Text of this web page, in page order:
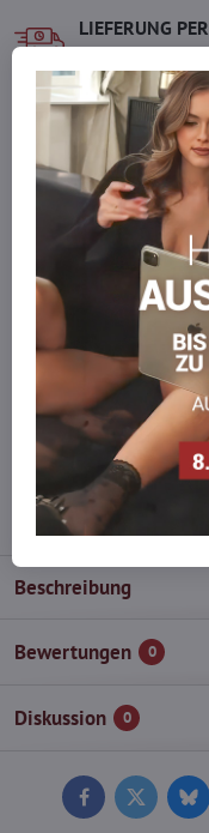
LIEFERUNG
Schnell und direkt
SICHERE
Gesicherte
Ware auf Lager
Wir versenden sofort
Werden Sie
Werden Sie Teil
Mitgliedervorteil
Der Vorteil wird
Möchten Sie
auf Lager
Zögern Sie nicht, uns zu
wieder auf!
Beschreibung
Bewertungen 0
Diskussion 0
FacebookTwitter